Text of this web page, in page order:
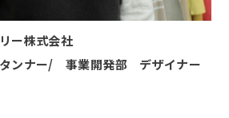
ー株式会社
ンナー/ 事業開発部 デザイナー